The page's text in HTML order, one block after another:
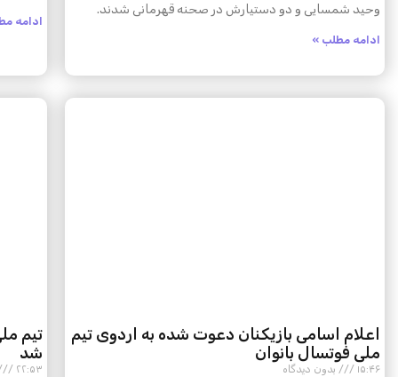
وحید شمسایی و دو دستیارش در صحنه قهرمانی شدند.
ادامه مطلب »
ادامه
اعلام اسامی بازیکنان دعوت شده به اردوی تیم
ملی فوتسال بانوان
۱۵:۴۶ بدون دیدگاه
تیم
شد
۲۲:۵۳